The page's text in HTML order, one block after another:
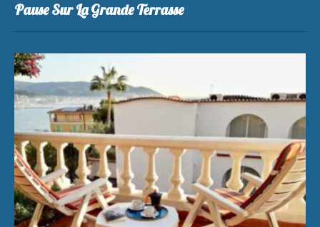
Pause Sur La Grande Terrasse